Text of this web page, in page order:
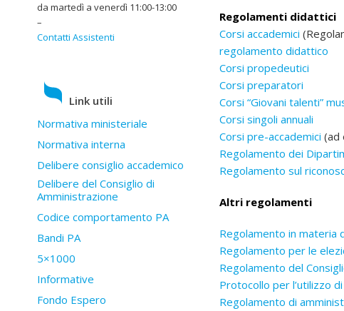
Regolamenti didattici
Corsi accademici
regolamento didattico
Corsi propedeutici
Corsi preparatori
Corsi “Giovani talenti”
Corsi singoli annuali
Corsi pre-accademici (ad
Regolamento dei
Regolamento sul
Altri regolamenti
Regolamento in
Regolamento per le
Regolamento del
Protocollo per l’utilizzo
Regolamento di
da martedì a venerdì 11:00-13:00
–
Contatti Assistenti
Link utili
Normativa ministeriale
Normativa interna
Delibere consiglio accademico
Delibere del Consiglio di
Amministrazione
Codice comportamento PA
Bandi PA
5×1000
Informative
Fondo Espero